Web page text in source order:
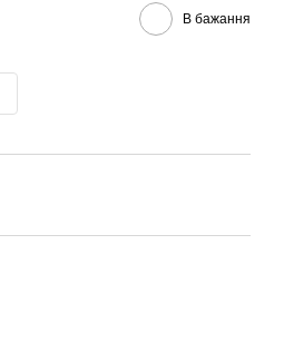
В бажання